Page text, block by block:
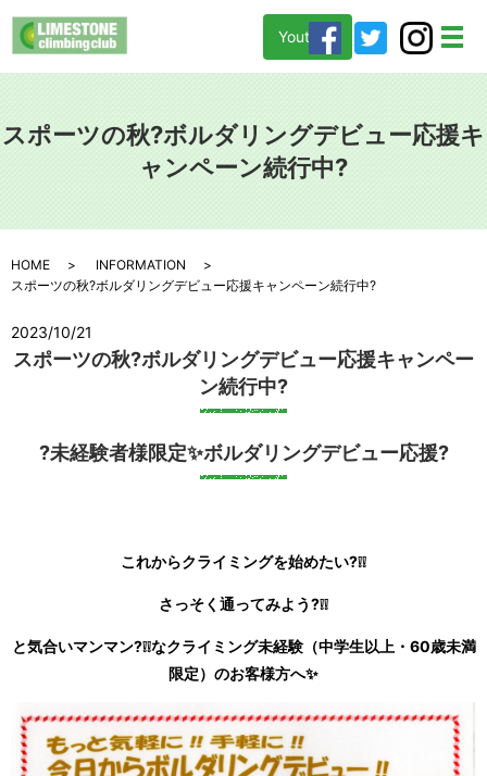
メ
Youtube
スポーツの秋?ボルダリングデビュー応援キ
ャンペーン続行中?
HOME
INFORMATION
スポーツの秋?ボルダリングデビュー応援キャンペーン続行中?
2023/10/21
スポーツの秋?ボルダリングデビュー応援キャンペー
ン続行中?
?未経験者様限定✨ボルダリングデビュー応援?
これからクライミングを始めたい?❕❕
さっそく通ってみよう?❕❕
と気合いマンマン?❕❕なクライミング未経験（中学生以上・60歳未満
限定）のお客様方へ✨